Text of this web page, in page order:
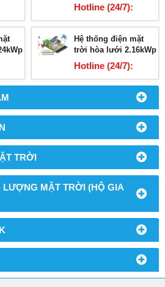
TRỜI
MẶT TRỜI (HỘ GIA
Hotline (24/7):
03678.2.5959
Hệ thống điện mặt
trời hòa lưới 2.16kWp
Hotline (24/7):
03678.2.5959